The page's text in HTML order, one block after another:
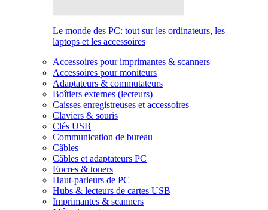
Le monde des PC: tout sur les ordinateurs, les
laptops et les accessoires
Accessoires pour imprimantes & scanners
Accessoires pour moniteurs
Adaptateurs & commutateurs
Boîtiers externes (lecteurs)
Caisses enregistreuses et accessoires
Claviers & souris
Clés USB
Communication de bureau
Câbles
Câbles et adaptateurs PC
Encres & toners
Haut-parleurs de PC
Hubs & lecteurs de cartes USB
Imprimantes & scanners